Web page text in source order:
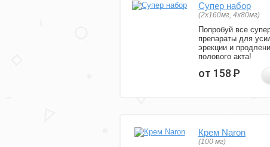
Супер набор
(2х160мг, 4х80мг)
Попробуй все
препараты для
эрекции и
полового акта!
от 158Р
Крем Naron
(100 мг)